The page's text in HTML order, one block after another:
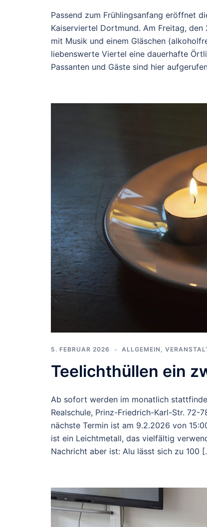
Passend zum Frühlingsanfang eröffnet
Kaiserviertel Dortmund. Am Freitag,
mit Musik und einem Gläschen
liebenswerte Viertel eine dauerhafte
Passanten und Gäste sind hier
5. FEBRUAR 2026 ALLGEMEIN ,
Teelichthüllen ein
Ab sofort werden im monatlich
Realschule, Prinz-Friedrich-Karl-Str. 72-
nächste Termin ist am 9.2.2026 von
ist ein Leichtmetall, das vielfältig
Nachricht aber ist: Alu lässt sich zu 100